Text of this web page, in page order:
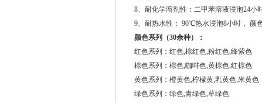
8、耐化学溶剂性：二甲苯溶液浸泡24小
9、耐热水性： 90℃热水浸泡8小时， 颜
颜色系列（30余种）：
红色系列：红色,棕红色,粉红色,绛紫色
棕色系列：棕色,咖啡色,黄棕色,红棕色
黄色系列：橙黄色,柠檬黄,乳黄色,米黄色
绿色系列：绿色,青绿色,草绿色